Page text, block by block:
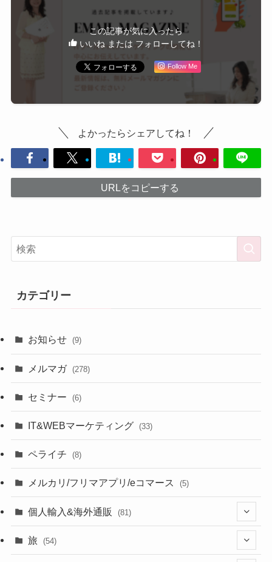
この記事が気に入ったら
いいね または フォローしてね！
Follow Me
よかったらシェアしてね！
URLをコピーする
カテゴリー
お知らせ (9)
メルマガ (278)
セミナー (6)
IT&WEBマーケティング (33)
ペライチ (8)
メルカリ/フリマアプリ/eコマース (5)
個人輸入&海外通販 (81)
旅 (54)